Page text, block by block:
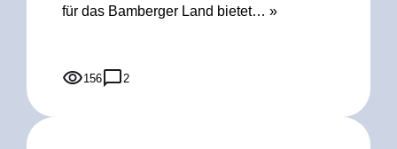
für das Bamberger Land bietet… »
156 2